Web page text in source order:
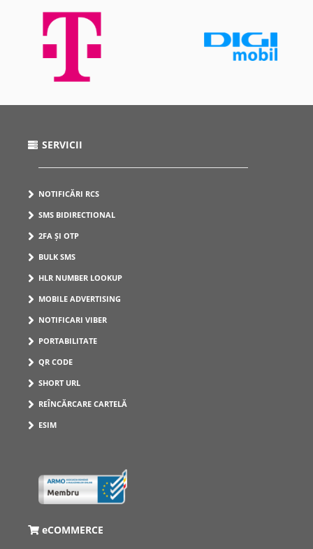
SERVICII
NOTIFICĂRI RCS
SMS BIDIRECTIONAL
2FA ȘI OTP
BULK SMS
HLR NUMBER LOOKUP
MOBILE ADVERTISING
NOTIFICARI VIBER
PORTABILITATE
QR CODE
SHORT URL
REÎNCĂRCARE CARTELĂ
ESIM
eCOMMERCE